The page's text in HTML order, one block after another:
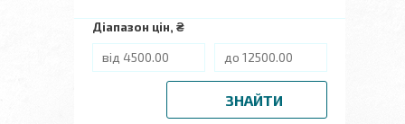
Діапазон цін, ₴
ЗНАЙТИ